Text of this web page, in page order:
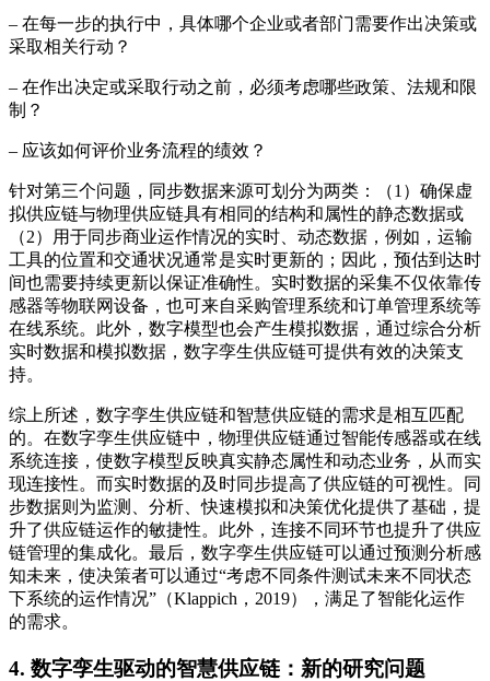
– 在每一步的执行中，具体哪个企业或者部门需要作出决策或
采取相关行动？
– 在作出决定或采取行动之前，必须考虑哪些政策、法规和限
制？
– 应该如何评价业务流程的绩效？
针对第三个问题，同步数据来源可划分为两类：（1）确保虚
拟供应链与物理供应链具有相同的结构和属性的静态数据或
（2）用于同步商业运作情况的实时、动态数据，例如，运输
工具的位置和交通状况通常是实时更新的；因此，预估到达时
间也需要持续更新以保证准确性。实时数据的采集不仅依靠传
感器等物联网设备，也可来自采购管理系统和订单管理系统等
在线系统。此外，数字模型也会产生模拟数据，通过综合分析
实时数据和模拟数据，数字孪生供应链可提供有效的决策支
持。
综上所述，数字孪生供应链和智慧供应链的需求是相互匹配
的。在数字孪生供应链中，物理供应链通过智能传感器或在线
系统连接，使数字模型反映真实静态属性和动态业务，从而实
现连接性。而实时数据的及时同步提高了供应链的可视性。同
步数据则为监测、分析、快速模拟和决策优化提供了基础，提
升了供应链运作的敏捷性。此外，连接不同环节也提升了供应
链管理的集成化。最后，数字孪生供应链可以通过预测分析感
知未来，使决策者可以通过“考虑不同条件测试未来不同状态
下系统的运作情况”（Klappich，2019），满足了智能化运作
的需求。
4. 数字孪生驱动的智慧供应链：新的研究问题